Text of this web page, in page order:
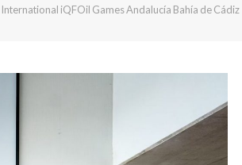
International iQFOil Games Andalucía Bahía de Cádiz